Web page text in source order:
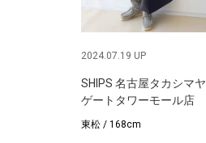
2024.07.19 UP
SHIPS 名古屋タカシマヤ
ゲートタワーモール店
東松 / 168cm